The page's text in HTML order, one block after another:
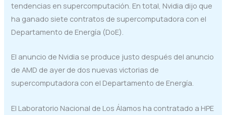
tendencias en supercomputación. En total, Nvidia dijo que
ha ganado siete contratos de supercomputadora con el
Departamento de Energía (DoE).
El anuncio de Nvidia se produce justo después del anuncio
de AMD de ayer de dos nuevas victorias de
supercomputadora con el Departamento de Energía.
El Laboratorio Nacional de Los Álamos ha contratado a HPE